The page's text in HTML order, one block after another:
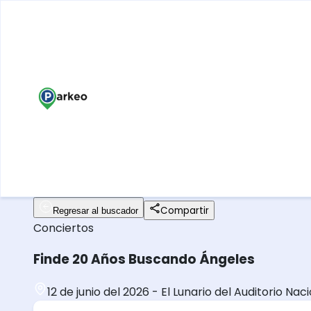
Regresar al buscador Compartir
Conciertos
Finde 20 Años Buscando Ángeles
12 de junio del 2026 - El Lunario del Auditorio